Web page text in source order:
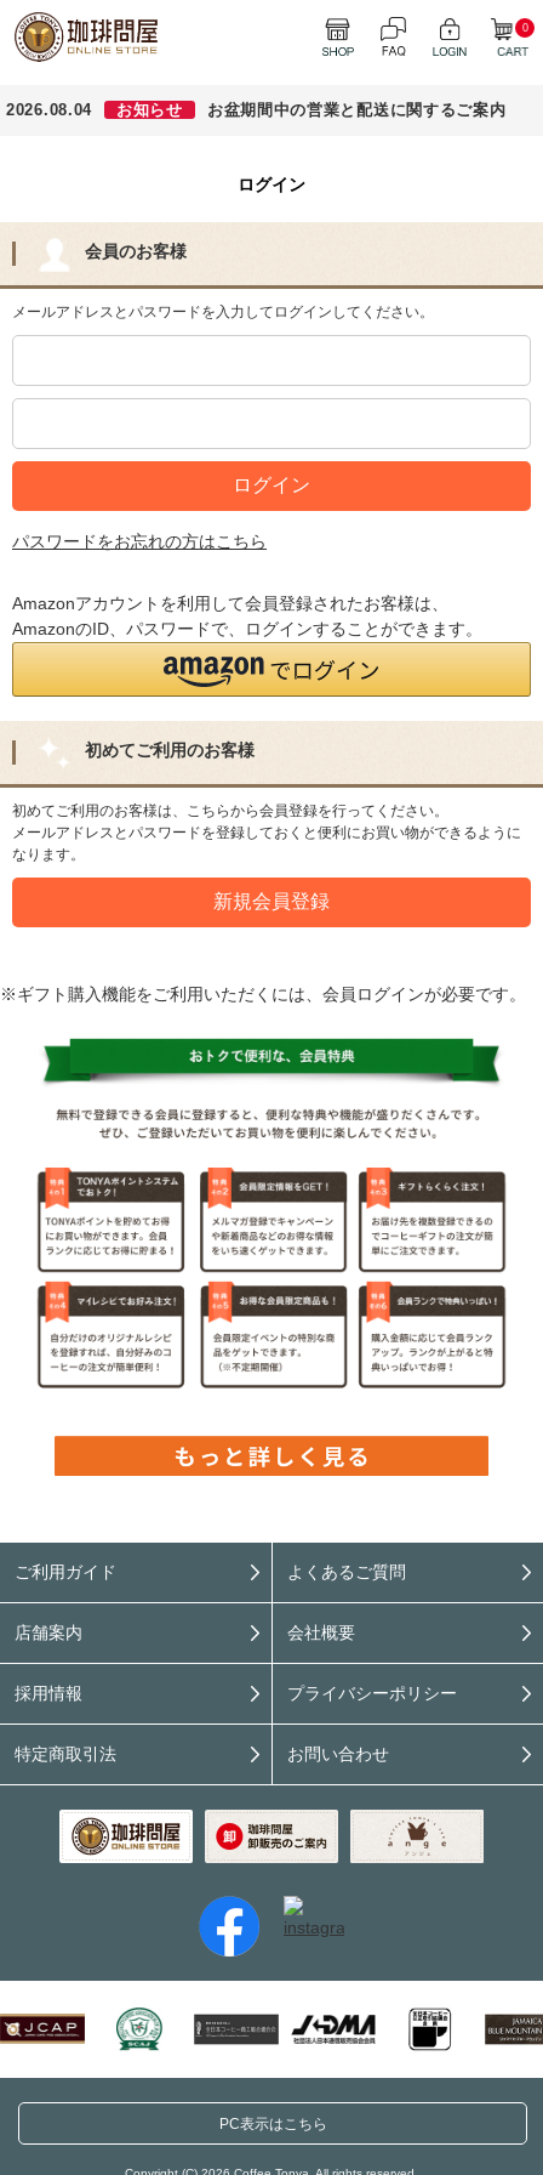
0
2026.08.04 お知らせ お盆期間中の営業と配送に関するご案内
ログイン
会員のお客様
メールアドレスとパスワードを入力してログインしてください。
パスワードをお忘れの方はこちら
Amazonアカウントを利用して会員登録されたお客様は、
AmazonのID、パスワードで、ログインすることができます。
初めてご利用のお客様
初めてご利用のお客様は、こちらから会員登録を行ってください。
メールアドレスとパスワードを登録しておくと便利にお買い物ができるように
なります。
※ギフト購入機能をご利用いただくには、会員ログインが必要です。
ご利用ガイド よくあるご質問
店舗案内 会社概要
採用情報 プライバシーポリシー
特定商取引法 お問い合わせ
PC表示はこちら